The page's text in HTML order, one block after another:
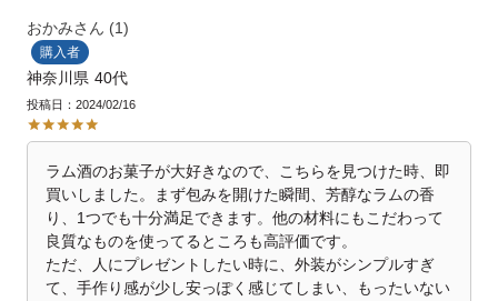
おかみ 1
購入者
神奈川県 40代
投稿日 2024/02/16
ラム酒のお菓子が大好きなので、こちらを見つけた時、即
買いしました。まず包みを開けた瞬間、芳醇なラムの香
り、1つでも十分満足できます。他の材料にもこだわって
良質なものを使ってるところも高評価です。
ただ、人にプレゼントしたい時に、外装がシンプルすぎ
て、手作り感が少し安っぽく感じてしまい、もったいない